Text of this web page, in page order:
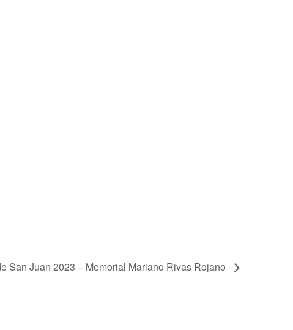
San Juan 2023 – Memorial Mariano Rivas Rojano